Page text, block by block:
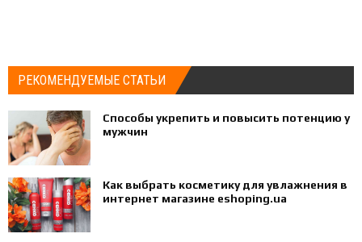
РЕКОМЕНДУЕМЫЕ СТАТЬИ
Способы укрепить и повысить потенцию у
мужчин
Как выбрать косметику для увлажнения в
интернет магазине eshoping.ua